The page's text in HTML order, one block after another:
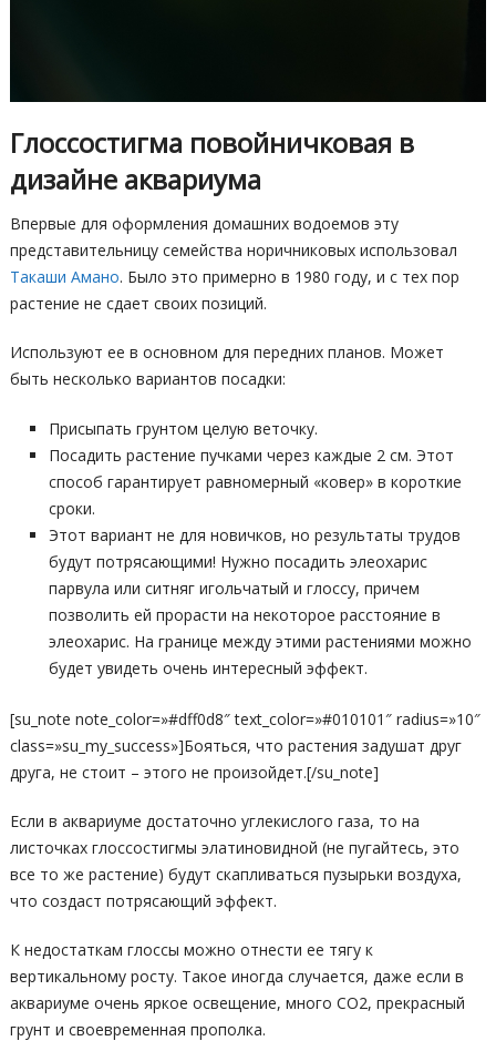
Глоссостигма повойничковая в
дизайне аквариума
Впервые для оформления домашних водоемов эту
представительницу семейства норичниковых использовал
Такаши Амано. Было это примерно в 1980 году, и с тех пор
растение не сдает своих позиций.
Используют ее в основном для передних планов. Может
быть несколько вариантов посадки:
Присыпать грунтом целую веточку.
Посадить растение пучками через каждые 2 см. Этот
способ гарантирует равномерный «ковер» в короткие
сроки.
Этот вариант не для новичков, но результаты трудов
будут потрясающими! Нужно посадить элеохарис
парвула или ситняг игольчатый и глоссу, причем
позволить ей прорасти на некоторое расстояние в
элеохарис. На границе между этими растениями можно
будет увидеть очень интересный эффект.
[su_note note_color=»#dff0d8″ text_color=»#010101″ radius=»10″
class=»su_my_success»]Бояться, что растения задушат друг
друга, не стоит – этого не произойдет.[/su_note]
Если в аквариуме достаточно углекислого газа, то на
листочках глоссостигмы элатиновидной (не пугайтесь, это
все то же растение) будут скапливаться пузырьки воздуха,
что создаст потрясающий эффект.
К недостаткам глоссы можно отнести ее тягу к
вертикальному росту. Такое иногда случается, даже если в
аквариуме очень яркое освещение, много СО2, прекрасный
грунт и своевременная прополка.